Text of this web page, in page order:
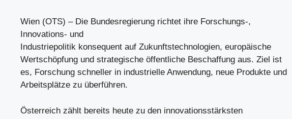
Wien (OTS) – Die Bundesregierung richtet ihre Forschungs-,
Innovations- und
Industriepolitik konsequent auf Zukunftstechnologien, europäische
Wertschöpfung und strategische öffentliche Beschaffung aus. Ziel ist
es, Forschung schneller in industrielle Anwendung, neue Produkte und
Arbeitsplätze zu überführen.
Österreich zählt bereits heute zu den innovationsstärksten